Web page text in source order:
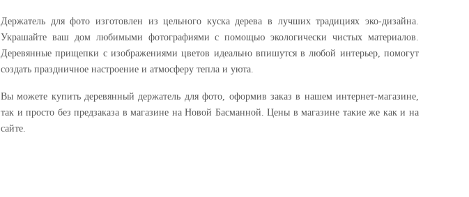
Держатель для фото изготовлен из цельного куска дерева в лучших традицияx эко-дизайна.
Украшайте ваш дом любимыми фотографиями с помощью экологически чистых материалов.
Деревянные прищепки с изображениями цветов идеально впишутся в любой интерьер, помогут
создать праздничное настроение и атмосферу тепла и уюта.
Вы можете купить деревянный держатель для фото, оформив заказ в нашем интернет-магазине,
так и просто без предзаказа в магазине на Новой Басманной. Цены в магазине такие же как и на
сайте.